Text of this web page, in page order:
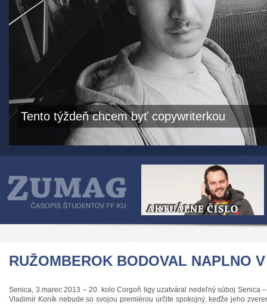
Tento týždeň chcem byť copywriterkou
RUŽOMBEROK BODOVAL NAPLNO
Senica, 3.marec 2013 – 20. kolo Corgoň ligy uzatváral nedeľný súboj Senica
Vladimír Koník nebude so svojou premiérou určite spokojný, keďže jeho